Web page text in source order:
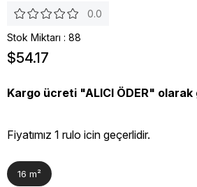
0.0
Stok Miktarı : 88
$54.17
Kargo ücreti "ALICI ÖDER"
Fiyatımız 1 rulo icin geçerlidir.
16 m²